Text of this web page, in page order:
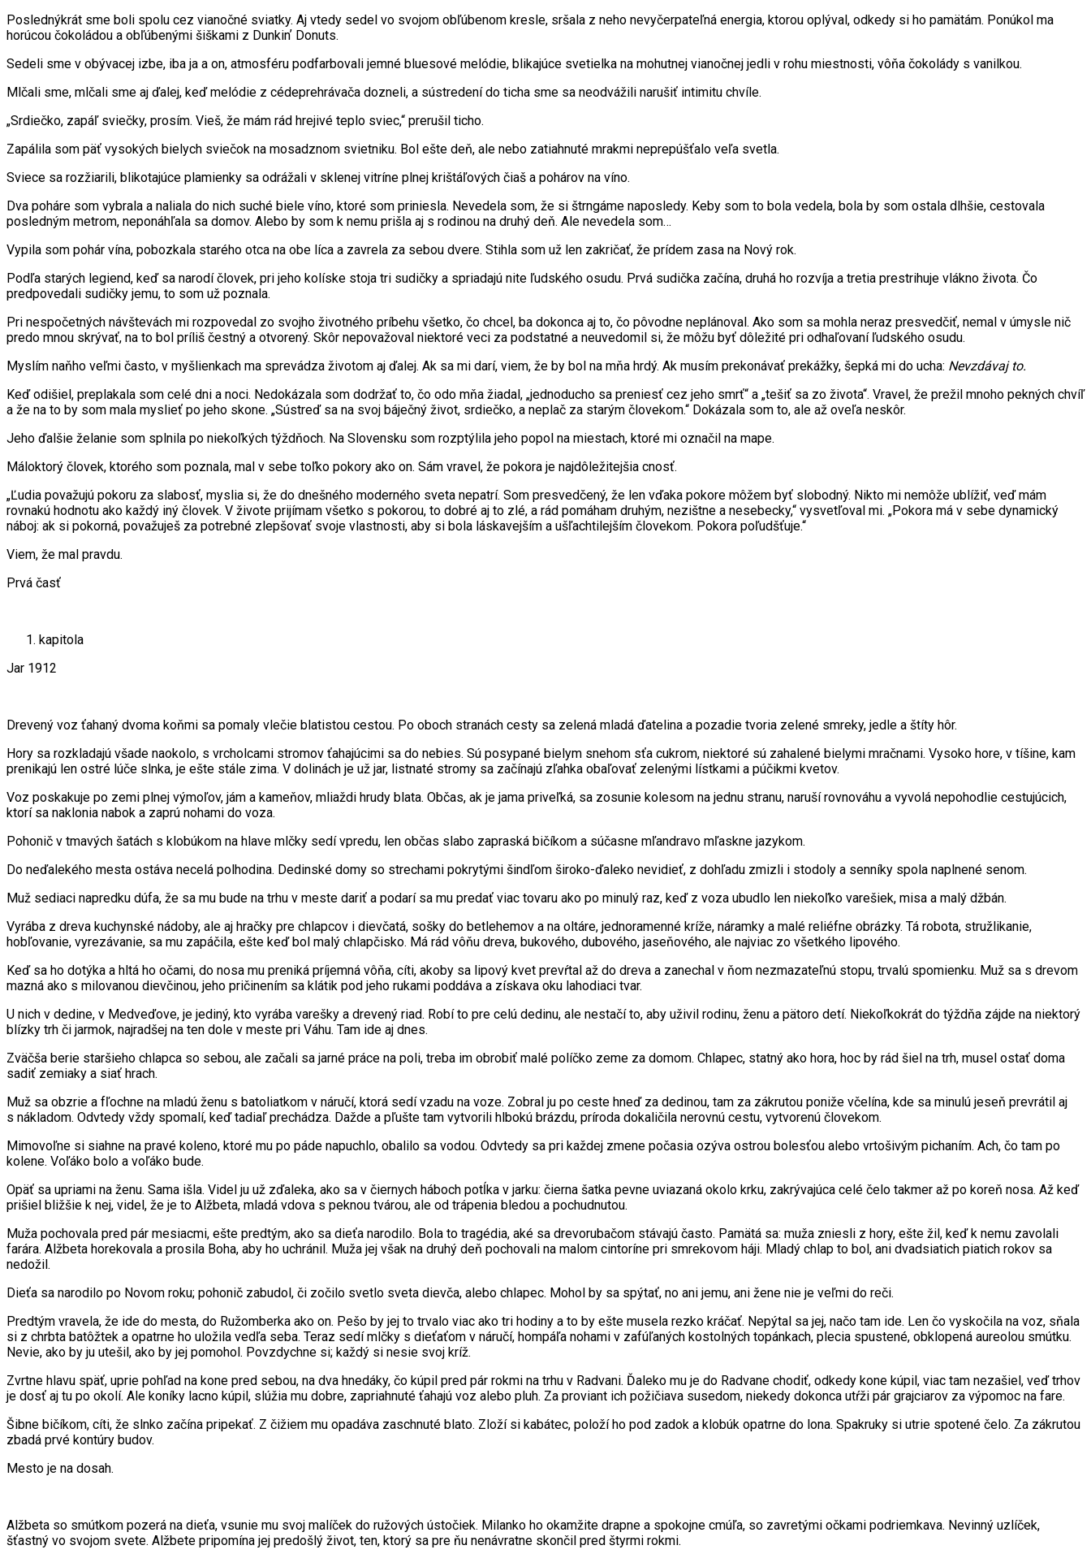
Poslednýkrát sme boli spolu cez vianočné sviatky. Aj vtedy sedel vo svojom obľúbenom kresle, sršala z neho nevyčerpateľná energia, ktorou oplýval, odkedy si ho pamätám. Ponúkol ma
horúcou čokoládou a obľúbenými šiškami z Dunkinʼ Donuts.
Sedeli sme v obývacej izbe, iba ja a on, atmosféru podfarbovali jemné bluesové melódie, blikajúce svetielka na mohutnej vianočnej jedli v rohu miestnosti, vôňa čokolády s vanilkou.
Mlčali sme, mlčali sme aj ďalej, keď melódie z cédeprehrávača dozneli, a sústredení do ticha sme sa neodvážili narušiť intimitu chvíle.
„Srdiečko, zapáľ sviečky, prosím. Vieš, že mám rád hrejivé teplo sviec,“ prerušil ticho.
Zapálila som päť vysokých bielych sviečok na mosadznom svietniku. Bol ešte deň, ale nebo zatiahnuté mrakmi neprepúšťalo veľa svetla.
Sviece sa rozžiarili, blikotajúce plamienky sa odrážali v sklenej vitríne plnej krištáľových čiaš a pohárov na víno.
Dva poháre som vybrala a naliala do nich suché biele víno, ktoré som priniesla. Nevedela som, že si štrngáme naposledy. Keby som to bola vedela, bola by som ostala dlhšie, cestovala
posledným metrom, neponáhľala sa domov. Alebo by som k nemu prišla aj s rodinou na druhý deň. Ale nevedela som…
Vypila som pohár vína, pobozkala starého otca na obe líca a zavrela za sebou dvere. Stihla som už len zakričať, že prídem zasa na Nový rok.
Podľa starých legiend, keď sa narodí človek, pri jeho kolíske stoja tri sudičky a spriadajú nite ľudského osudu. Prvá sudička začína, druhá ho rozvíja a tretia prestrihuje vlákno života. Čo
predpovedali sudičky jemu, to som už poznala.
Pri nespočetných návštevách mi rozpovedal zo svojho životného príbehu všetko, čo chcel, ba dokonca aj to, čo pôvodne neplánoval. Ako som sa mohla neraz presvedčiť, nemal v úmysle nič
predo mnou skrývať, na to bol príliš čestný a otvorený. Skôr nepovažoval niektoré veci za podstatné a neuvedomil si, že môžu byť dôležité pri odhaľovaní ľudského osudu.
Myslím naňho veľmi často, v myšlienkach ma sprevádza životom aj ďalej. Ak sa mi darí, viem, že by bol na mňa hrdý. Ak musím prekonávať prekážky, šepká mi do ucha: Nevzdávaj to.
Keď odišiel, preplakala som celé dni a noci. Nedokázala som dodržať to, čo odo mňa žiadal, „jednoducho sa preniesť cez jeho smrť“ a „tešiť sa zo života“. Vravel, že prežil mnoho pekných chvíľ
a že na to by som mala myslieť po jeho skone. „Sústreď sa na svoj báječný život, srdiečko, a neplač za starým človekom.“ Dokázala som to, ale až oveľa neskôr.
Jeho ďalšie želanie som splnila po niekoľkých týždňoch. Na Slovensku som rozptýlila jeho popol na miestach, ktoré mi označil na mape.
Máloktorý človek, ktorého som poznala, mal v sebe toľko pokory ako on. Sám vravel, že pokora je najdôležitejšia cnosť.
„Ľudia považujú pokoru za slabosť, myslia si, že do dnešného moderného sveta nepatrí. Som presvedčený, že len vďaka pokore môžem byť slobodný. Nikto mi nemôže ublížiť, veď mám
rovnakú hodnotu ako každý iný človek. V živote prijímam všetko s pokorou, to dobré aj to zlé, a rád pomáham druhým, nezištne a nesebecky,“ vysvetľoval mi. „Pokora má v sebe dynamický
náboj: ak si pokorná, považuješ za potrebné zlepšovať svoje vlastnosti, aby si bola láskavejším a ušľachtilejším človekom. Pokora poľudšťuje.“
Viem, že mal pravdu.
Prvá časť
kapitola
Jar 1912
Drevený voz ťahaný dvoma koňmi sa pomaly vlečie blatistou cestou. Po oboch stranách cesty sa zelená mladá ďatelina a pozadie tvoria zelené smreky, jedle a štíty hôr.
Hory sa rozkladajú všade naokolo, s vrcholcami stromov ťahajúcimi sa do nebies. Sú posypané bielym snehom sťa cukrom, niektoré sú zahalené bielymi mračnami. Vysoko hore, v tíšine, kam
prenikajú len ostré lúče slnka, je ešte stále zima. V dolinách je už jar, listnaté stromy sa začínajú zľahka obaľovať zelenými lístkami a púčikmi kvetov.
Voz poskakuje po zemi plnej výmoľov, jám a kameňov, mliaždi hrudy blata. Občas, ak je jama priveľká, sa zosunie kolesom na jednu stranu, naruší rovnováhu a vyvolá nepohodlie cestujúcich,
ktorí sa naklonia nabok a zaprú nohami do voza.
Pohonič v tmavých šatách s klobúkom na hlave mlčky sedí vpredu, len občas slabo zapraská bičíkom a súčasne mľandravo mľaskne jazykom.
Do neďalekého mesta ostáva necelá polhodina. Dedinské domy so strechami pokrytými šindľom široko-ďaleko nevidieť, z dohľadu zmizli i stodoly a senníky spola naplnené senom.
Muž sediaci napredku dúfa, že sa mu bude na trhu v meste dariť a podarí sa mu predať viac tovaru ako po minulý raz, keď z voza ubudlo len niekoľko varešiek, misa a malý džbán.
Vyrába z dreva kuchynské nádoby, ale aj hračky pre chlapcov i dievčatá, sošky do betlehemov a na oltáre, jednoramenné kríže, náramky a malé reliéfne obrázky. Tá robota, stružlikanie,
hobľovanie, vyrezávanie, sa mu zapáčila, ešte keď bol malý chlapčisko. Má rád vôňu dreva, bukového, dubového, jaseňového, ale najviac zo všetkého lipového.
Keď sa ho dotýka a hltá ho očami, do nosa mu preniká príjemná vôňa, cíti, akoby sa lipový kvet prevŕtal až do dreva a zanechal v ňom nezmazateľnú stopu, trvalú spomienku. Muž sa s drevom
mazná ako s milovanou dievčinou, jeho pričinením sa klátik pod jeho rukami poddáva a získava oku lahodiaci tvar.
U nich v dedine, v Medveďove, je jediný, kto vyrába varešky a drevený riad. Robí to pre celú dedinu, ale nestačí to, aby uživil rodinu, ženu a pätoro detí. Niekoľkokrát do týždňa zájde na niektorý
blízky trh či jarmok, najradšej na ten dole v meste pri Váhu. Tam ide aj dnes.
Zväčša berie staršieho chlapca so sebou, ale začali sa jarné práce na poli, treba im obrobiť malé políčko zeme za domom. Chlapec, statný ako hora, hoc by rád šiel na trh, musel ostať doma
sadiť zemiaky a siať hrach.
Muž sa obzrie a fľochne na mladú ženu s batoliatkom v náručí, ktorá sedí vzadu na voze. Zobral ju po ceste hneď za dedinou, tam za zákrutou poniže včelína, kde sa minulú jeseň prevrátil aj
s nákladom. Odvtedy vždy spomalí, keď tadiaľ prechádza. Dažde a pľušte tam vytvorili hlbokú brázdu, príroda dokaličila nerovnú cestu, vytvorenú človekom.
Mimovoľne si siahne na pravé koleno, ktoré mu po páde napuchlo, obalilo sa vodou. Odvtedy sa pri každej zmene počasia ozýva ostrou bolesťou alebo vrtošivým pichaním. Ach, čo tam po
kolene. Voľáko bolo a voľáko bude.
Opäť sa upriami na ženu. Sama išla. Videl ju už zďaleka, ako sa v čiernych háboch potĺka v jarku: čierna šatka pevne uviazaná okolo krku, zakrývajúca celé čelo takmer až po koreň nosa. Až keď
prišiel bližšie k nej, videl, že je to Alžbeta, mladá vdova s peknou tvárou, ale od trápenia bledou a pochudnutou.
Muža pochovala pred pár mesiacmi, ešte predtým, ako sa dieťa narodilo. Bola to tragédia, aké sa drevorubačom stávajú často. Pamätá sa: muža zniesli z hory, ešte žil, keď k nemu zavolali
farára. Alžbeta horekovala a prosila Boha, aby ho uchránil. Muža jej však na druhý deň pochovali na malom cintoríne pri smrekovom háji. Mladý chlap to bol, ani dvadsiatich piatich rokov sa
nedožil.
Dieťa sa narodilo po Novom roku; pohonič zabudol, či zočilo svetlo sveta dievča, alebo chlapec. Mohol by sa spýtať, no ani jemu, ani žene nie je veľmi do reči.
Predtým vravela, že ide do mesta, do Ružomberka ako on. Pešo by jej to trvalo viac ako tri hodiny a to by ešte musela rezko kráčať. Nepýtal sa jej, načo tam ide. Len čo vyskočila na voz, sňala
si z chrbta batôžtek a opatrne ho uložila vedľa seba. Teraz sedí mlčky s dieťaťom v náručí, hompáľa nohami v zafúľaných kostolných topánkach, plecia spustené, obklopená aureolou smútku.
Nevie, ako by ju utešil, ako by jej pomohol. Povzdychne si; každý si nesie svoj kríž.
Zvrtne hlavu späť, uprie pohľad na kone pred sebou, na dva hnedáky, čo kúpil pred pár rokmi na trhu v Radvani. Ďaleko mu je do Radvane chodiť, odkedy kone kúpil, viac tam nezašiel, veď trhov
je dosť aj tu po okolí. Ale koníky lacno kúpil, slúžia mu dobre, zapriahnuté ťahajú voz alebo pluh. Za proviant ich požičiava susedom, niekedy dokonca utŕži pár grajciarov za výpomoc na fare.
Šibne bičíkom, cíti, že slnko začína pripekať. Z čižiem mu opadáva zaschnuté blato. Zloží si kabátec, položí ho pod zadok a klobúk opatrne do lona. Spakruky si utrie spotené čelo. Za zákrutou
zbadá prvé kontúry budov.
Mesto je na dosah.
Alžbeta so smútkom pozerá na dieťa, vsunie mu svoj malíček do ružových ústočiek. Milanko ho okamžite drapne a spokojne cmúľa, so zavretými očkami podriemkava. Nevinný uzlíček,
šťastný vo svojom svete. Alžbete pripomína jej predošlý život, ten, ktorý sa pre ňu nenávratne skončil pred štyrmi rokmi.